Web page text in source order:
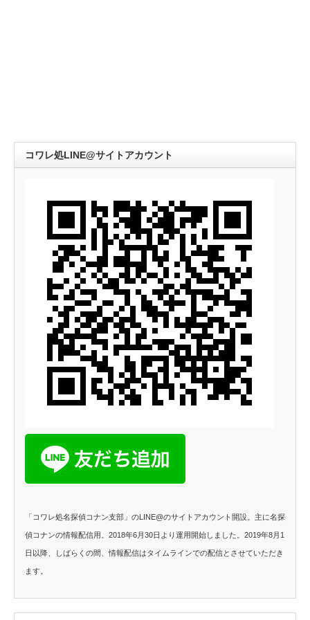
コワレ処LINE@サイトアカウント
「コワレ処名探偵コナン支部」のLINE@のサイトアカウント開設。主に名探
偵コナンの情報配信用。2018年6月30日より運用開始しました。2019年8月1
日以降、しばらくの間、情報配信はタイムラインでの配信とさせていただき
ます。